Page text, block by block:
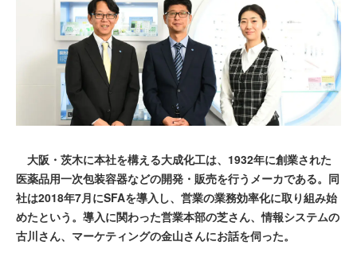
大阪・茨木に本社を構える大成化工は、1932年に創業された
医薬品用一次包装容器などの開発・販売を行うメーカである。同
社は2018年7月にSFAを導入し、営業の業務効率化に取り組み始
めたという。導入に関わった営業本部の芝さん、情報システムの
古川さん、マーケティングの金山さんにお話を伺った。